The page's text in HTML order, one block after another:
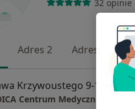
32 opinie
Adres 2 Adres 3
Centrum Medyczne